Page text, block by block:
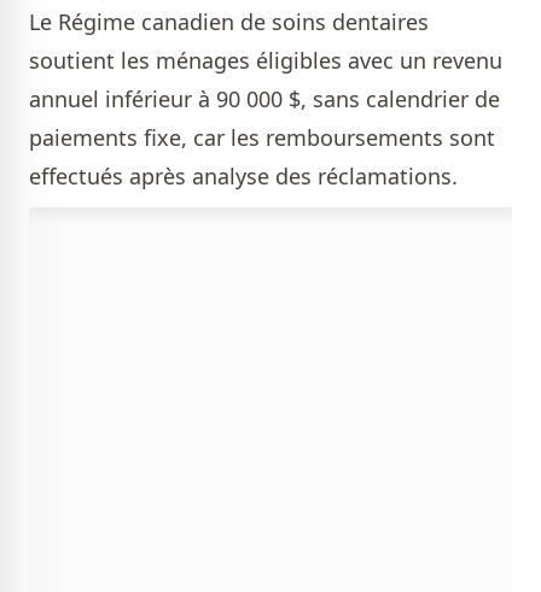
Le Régime canadien de soins dentaires
soutient les ménages éligibles avec un revenu
annuel inférieur à 90 000 $, sans calendrier de
paiements fixe, car les remboursements sont
effectués après analyse des réclamations.